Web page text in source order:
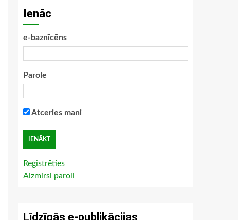
Ienāc
e-baznīcēns
Parole
Atceries mani
Reģistrēties
Aizmirsi paroli
Līdzīgās e-publikācijas